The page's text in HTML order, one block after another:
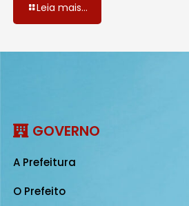
Leia mais...
GOVERNO
A Prefeitura
O Prefeito